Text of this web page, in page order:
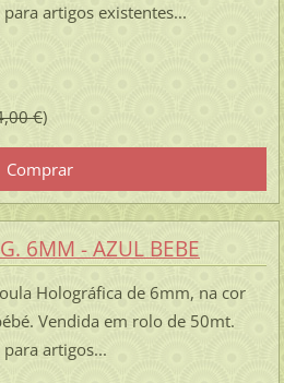
para artigos existentes...
€)
6MM - AZUL BEBE
Holográfica de 6mm, na cor
Vendida em rolo de 50mt.
para artigos...